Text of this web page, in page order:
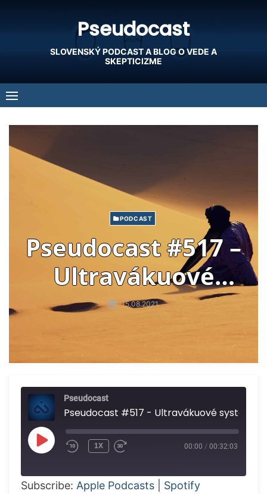
Pseudocast
SLOVENSKÝ PODCAST A BLOG O VEDE A
SKEPTICIZME
PODCAST
Pseudocast #517 –
Ultravákuové
systémy, ALS, správa
IPCC
15.08.2021
Pseudocast
PLAY
EPISODE
1X 00:00 / 00:32:03
Subscribe: Apple Podcasts Spotify